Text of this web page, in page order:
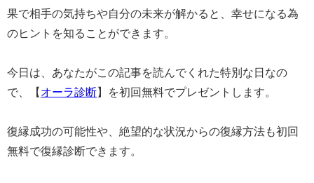
果で相手の気持ちや自分の未来が解かると、幸せになる為
のヒントを知ることができます。
今日は、あなたがこの記事を読んでくれた特別な日なの
で、【 オーラ診断】を初回無料でプレゼントします。
復縁成功の可能性や、絶望的な状況からの復縁方法も初回
無料で復縁診断できます。